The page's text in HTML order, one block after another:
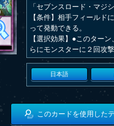
「セブンスロード・マジ
【条件】相手フィールド
って発動できる。
【選択効果】●このター
らにモンスターに２回攻
日本語
このカードを使用した